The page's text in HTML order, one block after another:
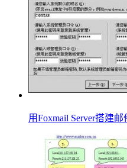
用Foxmail Server搭建